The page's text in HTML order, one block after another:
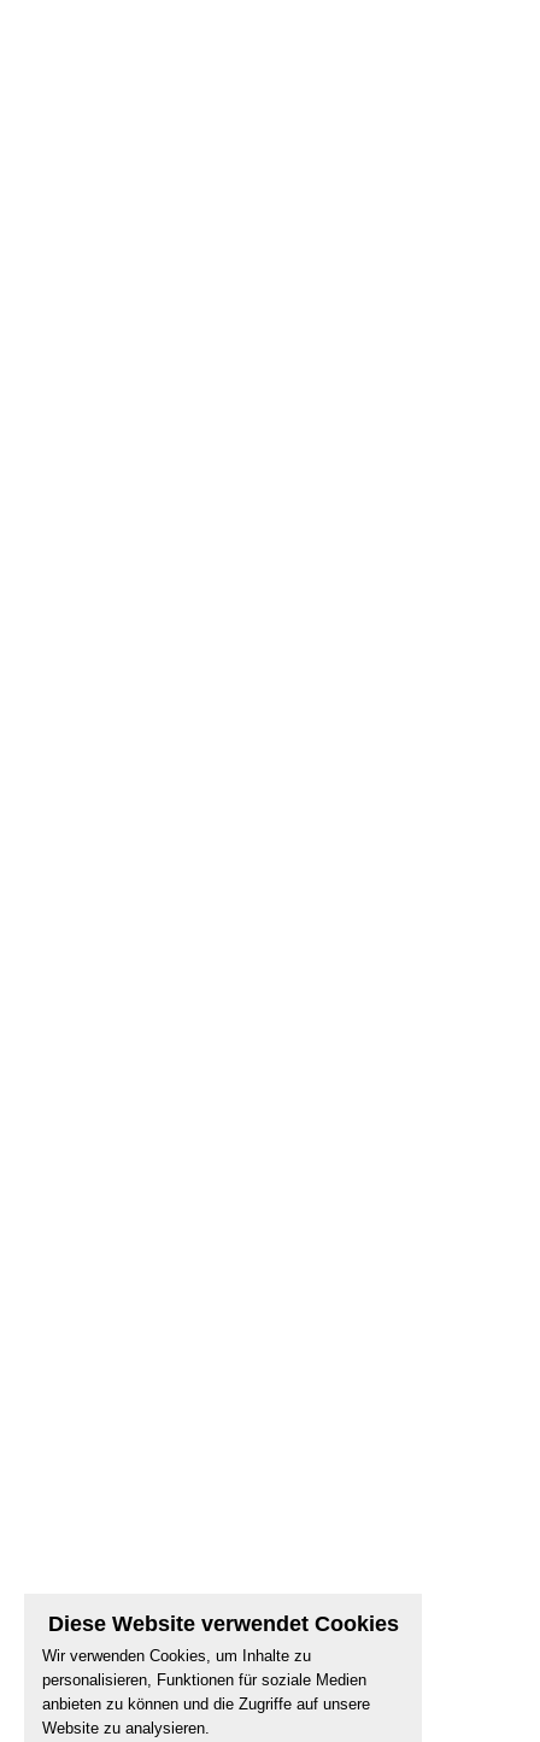
Diese Website verwendet Cookies
Wir verwenden Cookies, um Inhalte zu
personalisieren, Funktionen für soziale Medien
anbieten zu können und die Zugriffe auf unsere
Website zu analysieren.